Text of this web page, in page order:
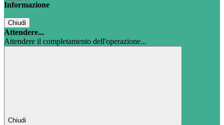
Informazione
Chiudi
Attendere...
Attendere il completamento dell'operazione...
Chiudi